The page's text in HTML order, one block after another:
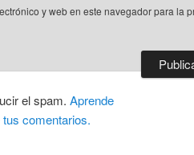
y web en este navegador para la
el spam. Aprende
comentarios.